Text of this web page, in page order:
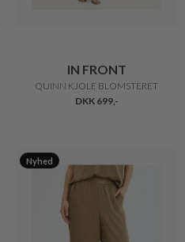
IN FRONT
QUINN KJOLE BLOMSTERET
DKK 699,-
Nyhed